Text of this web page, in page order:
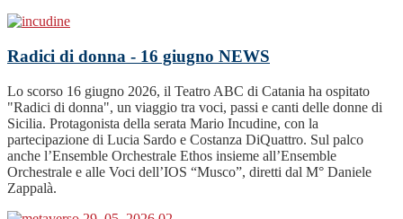
Radici di donna - 16 giugno NEWS
Lo scorso 16 giugno 2026, il Teatro ABC di Catania ha ospitato
"Radici di donna", un viaggio tra voci, passi e canti delle donne di
Sicilia. Protagonista della serata Mario Incudine, con la
partecipazione di Lucia Sardo e Costanza DiQuattro. Sul palco
anche l’Ensemble Orchestrale Ethos insieme all’Ensemble
Orchestrale e alle Voci dell’IOS “Musco”, diretti dal M° Daniele
Zappalà.